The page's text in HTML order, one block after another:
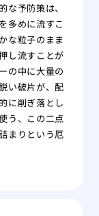
な予防策は、
多めに流すこ
な粒子のまま
し流すことが
の中に大量の
い破片が、配
に削ぎ落とし
う、この二点
まりという厄